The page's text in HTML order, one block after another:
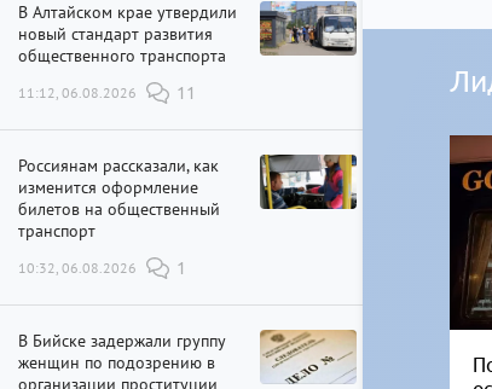
В Алтайском крае утвердили
новый стандарт развития
общественного транспорта
11:12, 06.08.2026 11
Россиянам рассказали, как
изменится оформление
билетов на общественный
транспорт
10:32, 06.08.2026 1
В Бийске задержали группу
женщин по подозрению в
организации проституции